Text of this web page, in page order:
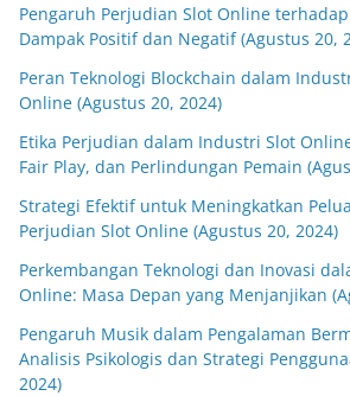
Pengaruh Perjudian Slot Online
Dampak Positif dan Negatif (Agustus 20,
Peran Teknologi Blockchain dalam
Online (Agustus 20, 2024)
Etika Perjudian dalam Industri Slot
Fair Play, dan Perlindungan Pemain
Strategi Efektif untuk Meningkatkan
Perjudian Slot Online (Agustus 20, 2024)
Perkembangan Teknologi dan Inovasi
Online: Masa Depan yang Menjanjikan
Pengaruh Musik dalam Pengalaman
Analisis Psikologis dan Strategi
2024)